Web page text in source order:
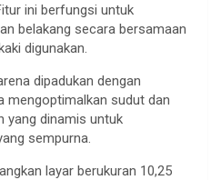
ini berfungsi untuk
belakang secara bersamaan
digunakan.
dipadukan dengan
mengoptimalkan sudut dan
yang dinamis untuk
sempurna.
layar berukuran 10,25